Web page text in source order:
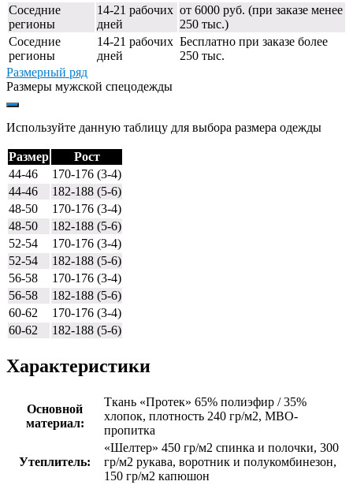
Соседние
регионы
14-21 рабочих
дней
от 6000 руб. (при заказе менее
250 тыс.)
Соседние
регионы
14-21 рабочих
дней
Бесплатно при заказе более
250 тыс.
Размерный ряд
Размеры мужской спецодежды
Используйте данную таблицу для выбора размера одежды
Размер
Рост
44-46
170-176 (3-4)
44-46
182-188 (5-6)
48-50
170-176 (3-4)
48-50
182-188 (5-6)
52-54
170-176 (3-4)
52-54
182-188 (5-6)
56-58
170-176 (3-4)
56-58
182-188 (5-6)
60-62
170-176 (3-4)
60-62
182-188 (5-6)
Характеристики
Основной
материал:
Ткань «Протек» 65% полиэфир / 35%
хлопок, плотность 240 гр/м2, МВО-
пропитка
Утеплитель:
«Шелтер» 450 гр/м2 спинка и полочки, 300
гр/м2 рукава, воротник и полукомбинезон,
150 гр/м2 капюшон